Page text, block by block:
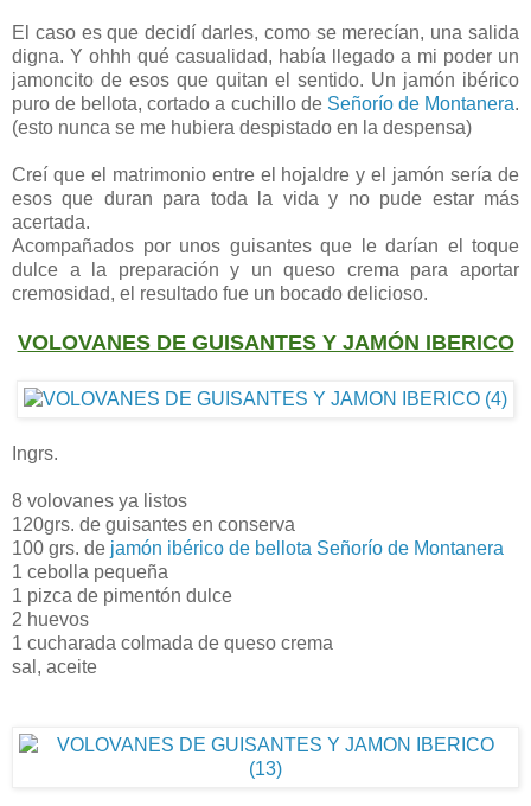
El caso es que decidí darles, como se merecían, una salida
digna. Y ohhh qué casualidad, había llegado a mi poder un
jamoncito de esos que quitan el sentido. Un jamón ibérico
puro de bellota, cortado a cuchillo de Señorío de Montanera.
(esto nunca se me hubiera despistado en la despensa)
Creí que el matrimonio entre el hojaldre y el jamón sería de
esos que duran para toda la vida y no pude estar más
acertada.
Acompañados por unos guisantes que le darían el toque
dulce a la preparación y un queso crema para aportar
cremosidad, el resultado fue un bocado delicioso.
VOLOVANES DE GUISANTES Y JAMÓN IBERICO
Ingrs.
8 volovanes ya listos
120grs. de guisantes en conserva
100 grs. de jamón ibérico de bellota Señorío de Montanera
1 cebolla pequeña
1 pizca de pimentón dulce
2 huevos
1 cucharada colmada de queso crema
sal, aceite